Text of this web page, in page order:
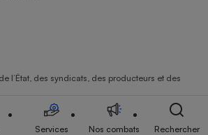
l’État, des syndicats, des producteurs et des
Services Nos combats Rechercher